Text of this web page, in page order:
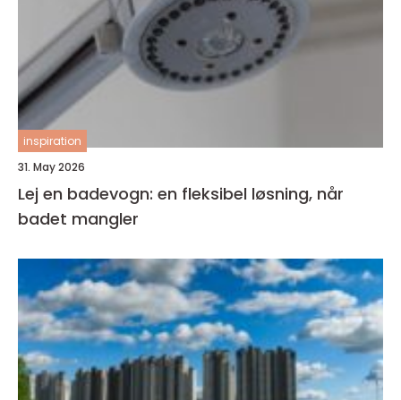
inspiration
31. May 2026
Lej en badevogn: en fleksibel løsning, når
badet mangler